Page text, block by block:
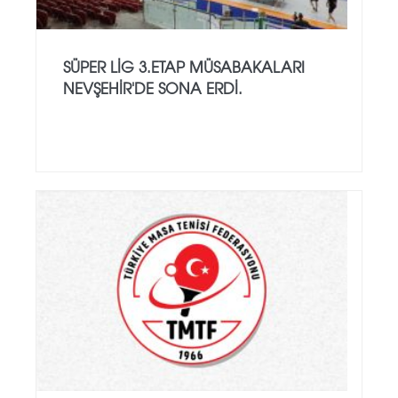
SÜPER LİG 3.ETAP MÜSABAKALARI
NEVŞEHİR'DE SONA ERDİ.